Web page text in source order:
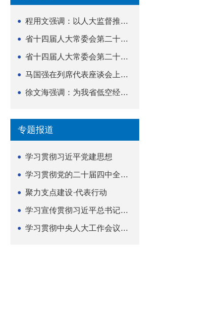
程用文强调：以人大监督推动科技金融高质量发展
省十四届人大常委会第二十五次会议闭幕
省十四届人大常委会第二十五次会议举行
马国强在列席代表座谈会上强调 以精准履职筑牢荆楚...
徐文海强调：为我省低空经济高质量发展提供法治支撑
专题报道
学习贯彻习近平党建思想
学习贯彻党的二十届四中全会精神
聚力支点建设·代表行动
学习宣传贯彻习近平总书记关于坚持
学习贯彻中央人大工作会议精神